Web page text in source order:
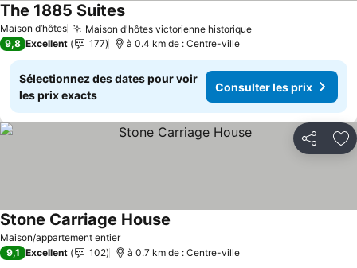
Maison d’hôtes Maison d'hôtes victorienne historiqueConsulter les prix
The 1885 SuitesConsulter les prix
9,8 Excellent 177 à 0.4 km de : Centre-ville
Sélectionnez des dates pour voir
les prix exacts
Consulter les prix
Partager
Maison/appartement entier
Stone Carriage House
9,1 Excellent 102 à 0.7 km de : Centre-ville